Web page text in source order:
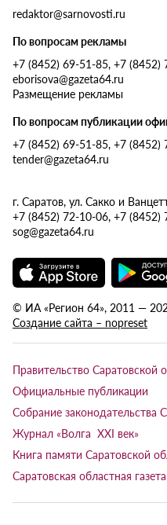
redaktor@sarnovosti.ru
По вопросам рекламы
+7 (8452) 69-51-85, +7 (8452)
eborisova@gazeta64.ru
Размещение рекламы
По вопросам публикации
+7 (8452) 69-51-85, +7 (8452)
tender@gazeta64.ru
г. Саратов, ул. Сакко и
+7 (8452) 72-10-06, +7 (8452)
sog@gazeta64.ru
© ИА «Регион 64», 2011 —
Создание сайта – nopreset
Правительство Саратовской
Официальные публикации
Собрание законодательства
Журнал «Волга XXI век»
Книга памяти Саратовской
Саратовская областная газета